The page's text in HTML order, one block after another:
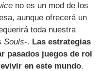
no es un mod de los
aunque ofrecerá un
toda nuestra
Souls-. Las estrategias
pasados juegos de rol
en este mundo.